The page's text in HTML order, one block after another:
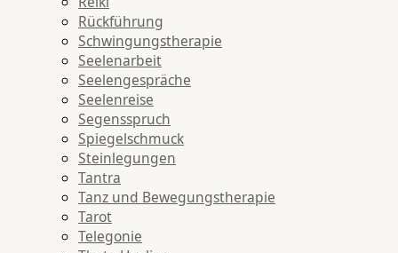
Rückführung
Schwingungstherapie
Seelenarbeit
Seelengespräche
Seelenreise
Segensspruch
Spiegelschmuck
Steinlegungen
Tantra
Tanz und Bewegungstherapie
Tarot
Telegonie